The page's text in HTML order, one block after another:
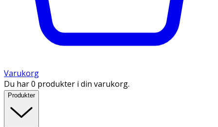
Varukorg
Du har 0 produkter i din varukorg.
Produkter